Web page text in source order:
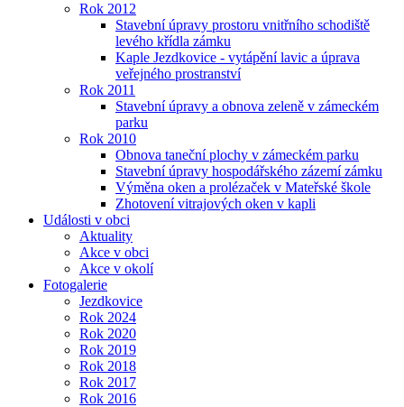
Rok 2012
Stavební úpravy prostoru vnitřního schodiště
levého křídla zámku
Kaple Jezdkovice - vytápění lavic a úprava
veřejného prostranství
Rok 2011
Stavební úpravy a obnova zeleně v zámeckém
parku
Rok 2010
Obnova taneční plochy v zámeckém parku
Stavební úpravy hospodářského zázemí zámku
Výměna oken a prolézaček v Mateřské škole
Zhotovení vitrajových oken v kapli
Události v obci
Aktuality
Akce v obci
Akce v okolí
Fotogalerie
Jezdkovice
Rok 2024
Rok 2020
Rok 2019
Rok 2018
Rok 2017
Rok 2016